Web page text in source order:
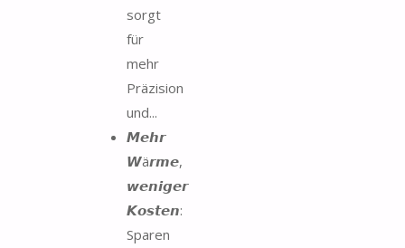
sorgt
für
mehr
Präzision
und...
𝙈𝙚𝙝𝙧
𝙒ä𝙧𝙢𝙚,
𝙬𝙚𝙣𝙞𝙜𝙚𝙧
𝙆𝙤𝙨𝙩𝙚𝙣:
Sparen